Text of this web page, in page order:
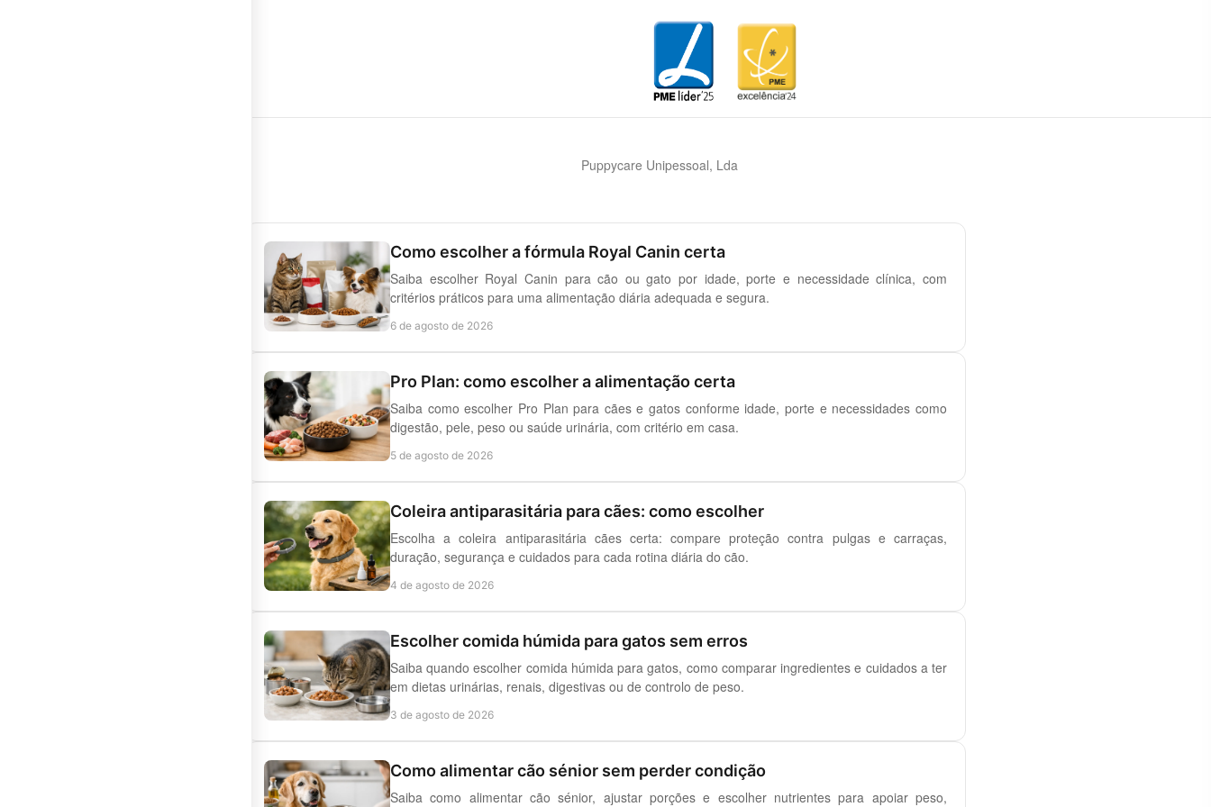
Puppycare Unipessoal, Lda
Como escolher a fórmula Royal Canin certa
Saiba escolher Royal Canin para cão ou gato por idade, porte e necessidade clínica, com
critérios práticos para uma alimentação diária adequada e segura.
6 de agosto de 2026
Pro Plan: como escolher a alimentação certa
Saiba como escolher Pro Plan para cães e gatos conforme idade, porte e necessidades como
digestão, pele, peso ou saúde urinária, com critério em casa.
5 de agosto de 2026
Coleira antiparasitária para cães: como escolher
Escolha a coleira antiparasitária cães certa: compare proteção contra pulgas e carraças,
duração, segurança e cuidados para cada rotina diária do cão.
4 de agosto de 2026
Escolher comida húmida para gatos sem erros
Saiba quando escolher comida húmida para gatos, como comparar ingredientes e cuidados a ter
em dietas urinárias, renais, digestivas ou de controlo de peso.
3 de agosto de 2026
Como alimentar cão sénior sem perder condição
Saiba como alimentar cão sénior, ajustar porções e escolher nutrientes para apoiar peso,